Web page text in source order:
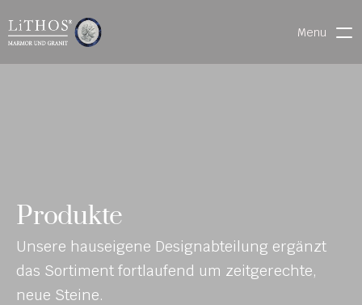
Menu
INE-
KAT
ALO
G
MATERIALIEN
STEINMETZFINDER
3D-KONFIGURATOR
DOWNLOADS
Produkte
Unsere hauseigene Designabteilung ergänzt
das Sortiment fortlaufend um zeitgerechte,
neue Steine.